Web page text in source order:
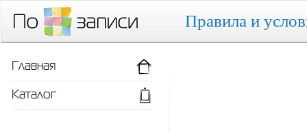
Правила и
Главная
Каталог